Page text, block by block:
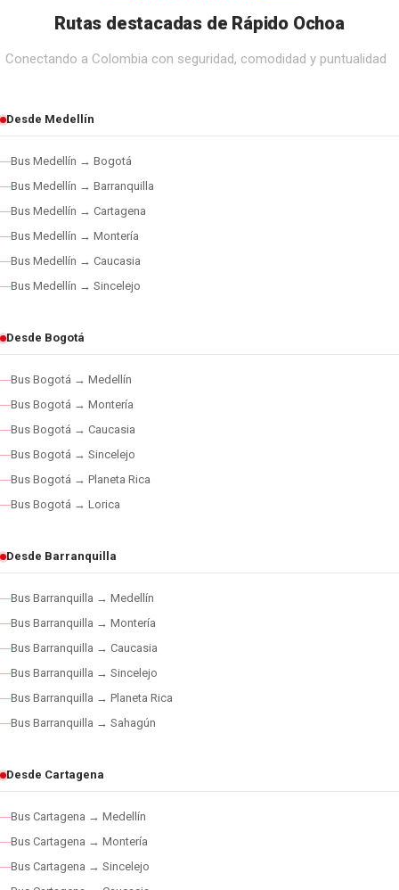
Rutas destacadas de Rápido Ochoa
Conectando a Colombia con seguridad, comodidad y puntualidad
Desde Medellín
Bus Medellín → Bogotá
Bus Medellín → Barranquilla
Bus Medellín → Cartagena
Bus Medellín → Montería
Bus Medellín → Caucasia
Bus Medellín → Sincelejo
Desde Bogotá
Bus Bogotá → Medellín
Bus Bogotá → Montería
Bus Bogotá → Caucasia
Bus Bogotá → Sincelejo
Bus Bogotá → Planeta Rica
Bus Bogotá → Lorica
Desde Barranquilla
Bus Barranquilla → Medellín
Bus Barranquilla → Montería
Bus Barranquilla → Caucasia
Bus Barranquilla → Sincelejo
Bus Barranquilla → Planeta Rica
Bus Barranquilla → Sahagún
Desde Cartagena
Bus Cartagena → Medellín
Bus Cartagena → Montería
Bus Cartagena → Sincelejo